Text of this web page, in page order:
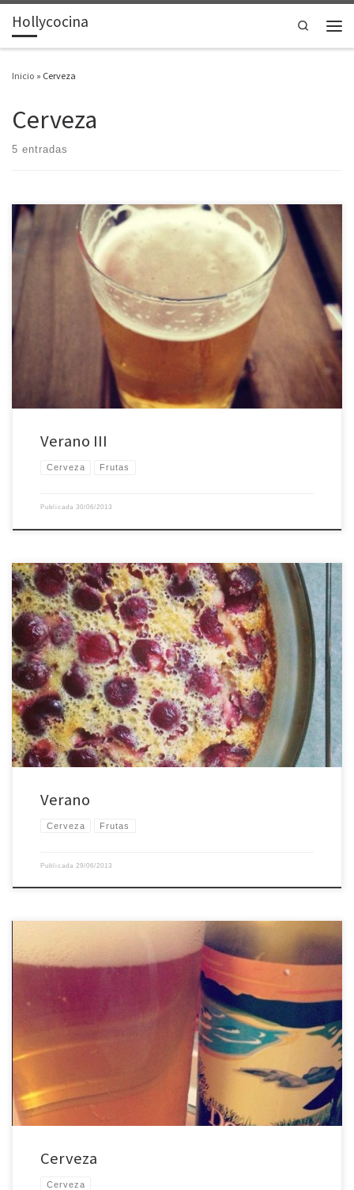
Saltar al contenido
Hollycocina
Search
Inicio » Cerveza
Cerveza
5 entradas
Verano. Cervecitas.
Verano III
Cerveza Frutas
Publicada 30/06/2013
Verano. Frutas. Verano. Caracoles.
Verano
Cerveza Frutas
Publicada 29/06/2013
Cerveza
Cerveza